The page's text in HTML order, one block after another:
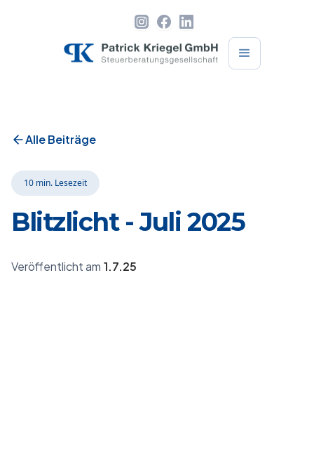
Alle Beiträge
10 min. Lesezeit
Blitzlicht - Juli 2025
Veröffentlicht am 1.7.25